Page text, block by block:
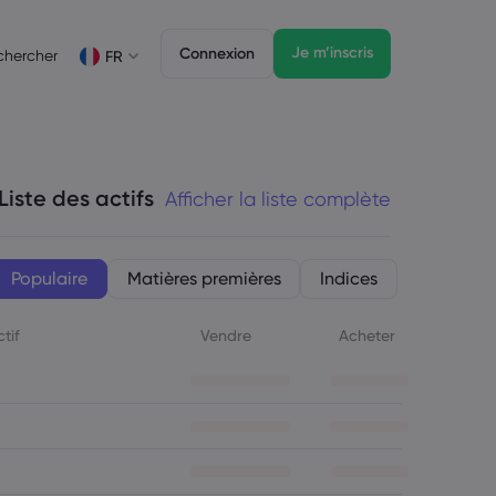
FR
German
Français
Svenka
Swedish
Connexion Je m’inscris
Liste des actifs Afficher la liste complète
Populaire Matières premières Indices
Vendre Acheter